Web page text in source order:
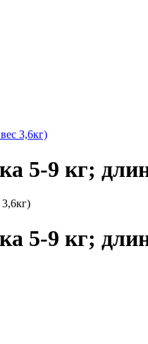
3,6кг)
5-9 кг;
5-9 кг;